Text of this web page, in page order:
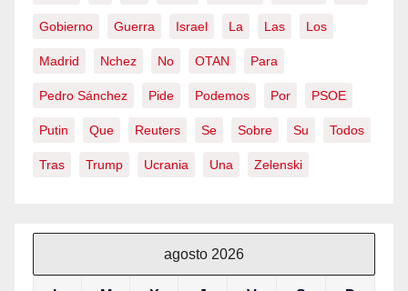
Gobierno Guerra Israel La Las Los
Madrid Nchez No OTAN Para
Pedro Sánchez Pide Podemos Por PSOE
Putin Que Reuters Se Sobre Su Todos
Tras Trump Ucrania Una Zelenski
agosto 2026